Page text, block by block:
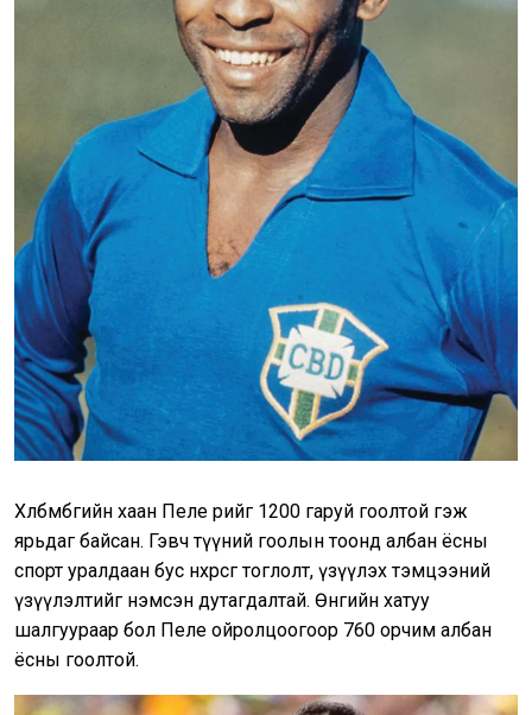
Хөлбөмбөгийн хаан Пеле өөрийгөө 1200 гаруй гоолтой гэж
ярьдаг байсан. Гэвч түүний гоолын тоонд албан ёсны
спорт уралдаан бус нөхөрсөг тоглолт, үзүүлэх тэмцээний
үзүүлэлтийг нэмсэн дутагдалтай. Өнөөгийн хатуу
шалгуураар бол Пеле ойролцоогоор 760 орчим албан
ёсны гоолтой.